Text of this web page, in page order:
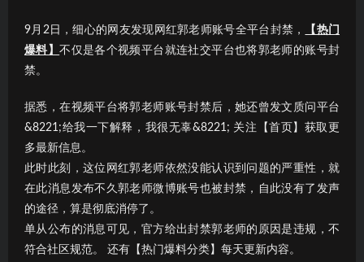
9月2日，细心的网友发现网红郭老师账号全平台封禁，
【热门
爆料】不仅是各个视频平台就连社交平台也将郭老师的账号封
禁。
据悉，在视频平台将郭老师账号封禁后，她还曾发文质问平台
&8221;给我一下解释，我很无辜&8221; 关注【首页】获取更
多最新信息。
此时此刻，这位网红郭老师依然没能认识到问题的严重性，就
在此消息发布不久郭老师微博账号也被封禁，自此没有了发声
的途径，算是彻底消停了。
单从公布的消息可见，官方给出封禁郭老师的原因是违规，不
符合社区规范。 还有【热门爆料分类】每天更新内容。